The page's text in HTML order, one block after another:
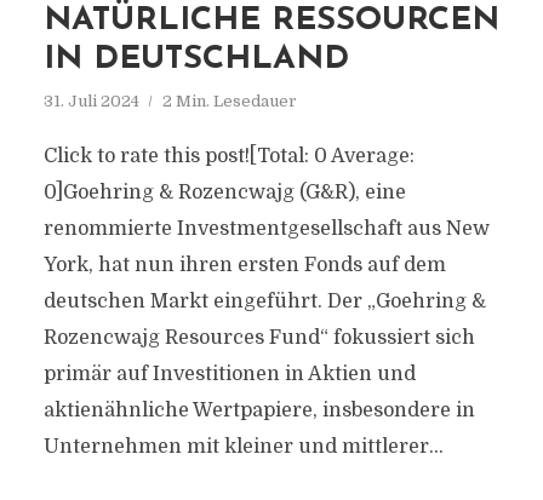
NATÜRLICHE RESSOURCEN
IN DEUTSCHLAND
31. Juli 2024 2 Min. Lesedauer
Click to rate this post![Total: 0 Average:
0]Goehring & Rozencwajg (G&R), eine
renommierte Investmentgesellschaft aus New
York, hat nun ihren ersten Fonds auf dem
deutschen Markt eingeführt. Der „Goehring &
Rozencwajg Resources Fund“ fokussiert sich
primär auf Investitionen in Aktien und
aktienähnliche Wertpapiere, insbesondere in
Unternehmen mit kleiner und mittlerer...